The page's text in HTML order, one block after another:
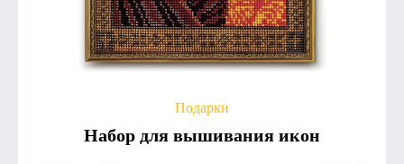
Подарки
Набор для вышивания икон